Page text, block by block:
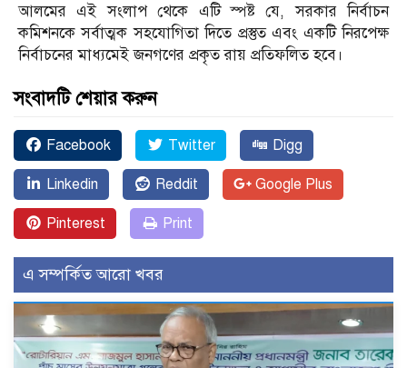
আলমের এই সংলাপ থেকে এটি স্পষ্ট যে, সরকার নির্বাচন
কমিশনকে সর্বাত্মক সহযোগিতা দিতে প্রস্তুত এবং একটি নিরপেক্ষ
নির্বাচনের মাধ্যমেই জনগণের প্রকৃত রায় প্রতিফলিত হবে।
সংবাদটি শেয়ার করুন
Facebook Twitter Digg
Linkedin Reddit Google Plus
Pinterest Print
এ সম্পর্কিত আরো খবর